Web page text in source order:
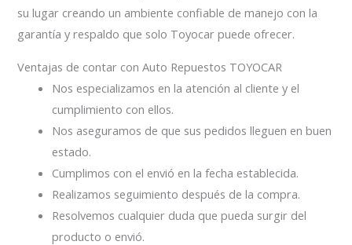
su lugar creando un ambiente confiable de manejo con la
garantía y respaldo que solo Toyocar puede ofrecer.
Ventajas de contar con Auto Repuestos TOYOCAR
Nos especializamos en la atención al cliente y el
cumplimiento con ellos.
Nos aseguramos de que sus pedidos lleguen en buen
estado.
Cumplimos con el envió en la fecha establecida.
Realizamos seguimiento después de la compra.
Resolvemos cualquier duda que pueda surgir del
producto o envió.